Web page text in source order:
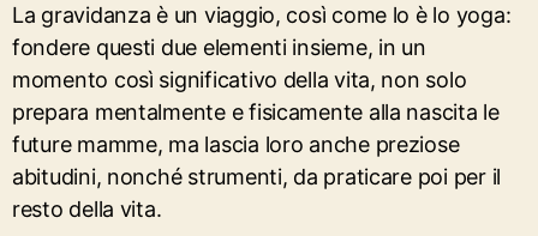
La gravidanza è un viaggio, così come lo è lo yoga:
fondere questi due elementi insieme, in un
momento così significativo della vita, non solo
prepara mentalmente e fisicamente alla nascita le
future mamme, ma lascia loro anche preziose
abitudini, nonché strumenti, da praticare poi per il
resto della vita.